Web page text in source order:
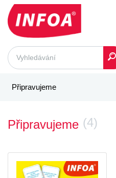
Připravujeme
Připravujeme (4)